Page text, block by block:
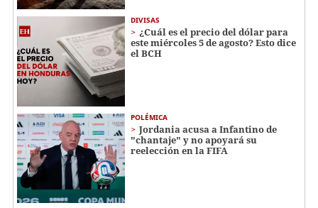
DIVISAS
¿Cuál es el precio del dólar para
este miércoles 5 de agosto? Esto dice
el BCH
POLÉMICA
Jordania acusa a Infantino de
"chantaje" y no apoyará su
reelección en la FIFA